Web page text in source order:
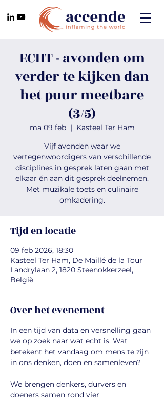
ECHT - avonden om
verder te kijken dan
het puur meetbare
(3/5)
ma 09 feb
  |
Kasteel Ter Ham
Vijf avonden waar we
vertegenwoordigers van verschillende
disciplines in gesprek laten gaan met
elkaar én aan dit gesprek deelnemen.
Met muzikale toets en culinaire
omkadering.
Tijd en locatie
09 feb 2026, 18:30
Kasteel Ter Ham, De Maillé de la Tour
Landrylaan 2, 1820 Steenokkerzeel,
België
Over het evenement
In een tijd van data en versnelling gaan
we op zoek naar wat echt is. Wat
betekent het vandaag om mens te zijn
in ons denken, doen en samenleven?
We brengen denkers, durvers en
doeners samen rond vier